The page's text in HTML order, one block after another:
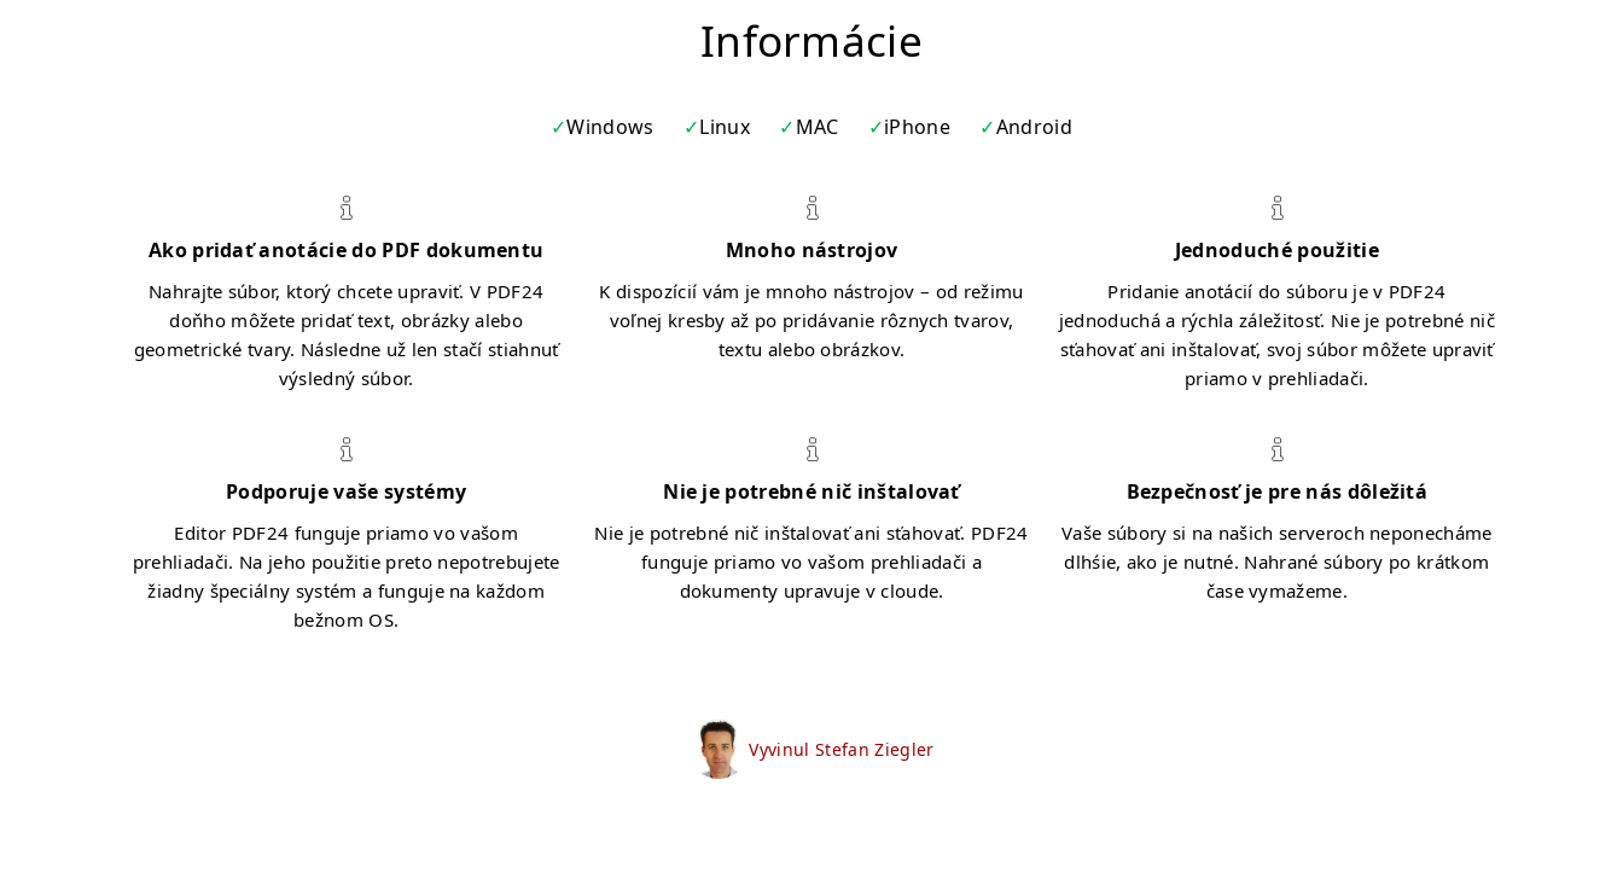
Informácie
Windows Linux MAC iPhone Android
Ako pridať anotácie do PDF dokumentu
Nahrajte súbor, ktorý chcete upraviť. V PDF24
doňho môžete pridať text, obrázky alebo
geometrické tvary. Následne už len stačí stiahnuť
výsledný súbor.
Mnoho nástrojov
K dispozícií vám je mnoho nástrojov – od režimu
voľnej kresby až po pridávanie rôznych tvarov,
textu alebo obrázkov.
Jednoduché použitie
Pridanie anotácií do súboru je v PDF24
jednoduchá a rýchla záležitosť. Nie je potrebné nič
sťahovať ani inštalovať, svoj súbor môžete upraviť
priamo v prehliadači.
Podporuje vaše systémy
Editor PDF24 funguje priamo vo vašom
prehliadači. Na jeho použitie preto nepotrebujete
žiadny špeciálny systém a funguje na každom
bežnom OS.
Nie je potrebné nič inštalovať
Nie je potrebné nič inštalovať ani sťahovať. PDF24
funguje priamo vo vašom prehliadači a
dokumenty upravuje v cloude.
Bezpečnosť je pre nás dôležitá
Vaše súbory si na našich serveroch neponecháme
dlhśie, ako je nutné. Nahrané súbory po krátkom
čase vymažeme.
Vyvinul Stefan Ziegler